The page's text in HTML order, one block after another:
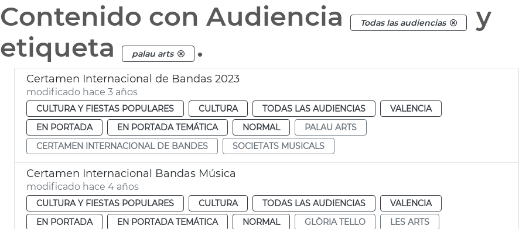
Contenido con Audiencia Todas las audiencias
y
etiqueta
palau arts .
Certamen Internacional de Bandas 2023
modificado hace 3 años
CULTURA Y FIESTAS POPULARES CULTURA TODAS LAS AUDIENCIAS
VALENCIA
EN PORTADA
EN PORTADA TEMÁTICA NORMAL
PALAU ARTS
CERTAMEN INTERNACIONAL DE BANDES
SOCIETATS MUSICALS
Certamen Internacional Bandas Música
modificado hace 4 años
CULTURA Y FIESTAS POPULARES CULTURA TODAS LAS AUDIENCIAS
VALENCIA
EN PORTADA
EN PORTADA TEMÁTICA NORMAL GLÒRIA TELLO
LES ARTS